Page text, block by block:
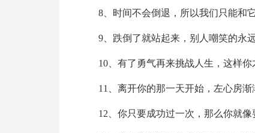
8、时间不会倒退，所以我们只能和
9、跌倒了就站起来，别人嘲笑的永
10、有了勇气再来挑战人生，这样你
11、离开你的那一天开始，左心房渐
12、你只要成功过一次，那么你就